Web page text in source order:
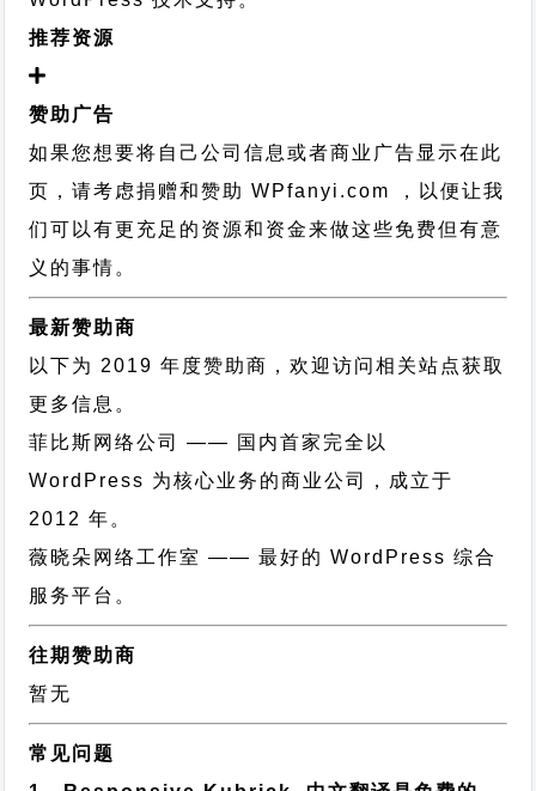
推荐资源
赞助广告
如果您想要将自己公司信息或者商业广告显示在此
页，请考虑捐赠和赞助 WPfanyi.com ，以便让我
们可以有更充足的资源和资金来做这些免费但有意
义的事情。
最新赞助商
以下为 2019 年度赞助商，欢迎访问相关站点获取
更多信息。
菲比斯网络公司
—— 国内首家完全以
WordPress 为核心业务的商业公司，成立于
2012 年。
薇晓朵网络工作室 —— 最好的 WordPress 综合
服务平台。
往期赞助商
暂无
常见问题